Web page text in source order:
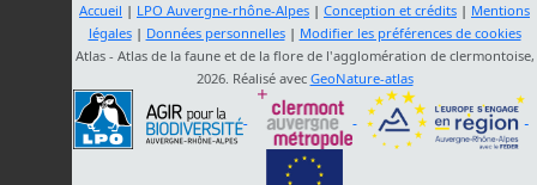
Accueil | LPO Auvergne-rhône-Alpes | Conception et crédits | Mentions
légales| Données personnelles| Modifier les préférences de cookies
Atlas - Atlas de la faune et de la flore de l'agglomération de clermontoise,
2026. Réalisé avec GeoNature-atlas